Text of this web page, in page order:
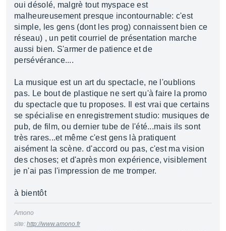
oui désolé, malgrè tout myspace est
malheureusement presque incontournable: c'est
simple, les gens (dont les prog) connaissent bien ce
réseau) , un petit courriel de présentation marche
aussi bien. S'armer de patience et de
persévérance....
La musique est un art du spectacle, ne l'oublions
pas. Le bout de plastique ne sert qu'à faire la promo
du spectacle que tu proposes. Il est vrai que certains
se spécialise en enregistrement studio: musiques de
pub, de film, ou dernier tube de l'été...mais ils sont
très rares...et même c'est gens là pratiquent
aisément la scène. d'accord ou pas, c'est ma vision
des choses; et d'après mon expérience, visiblement
je n'ai pas l'impression de me tromper.
à bientôt
Amono
site: http://www.amono.fr